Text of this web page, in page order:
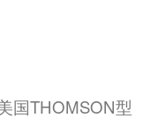
国THOMSON型